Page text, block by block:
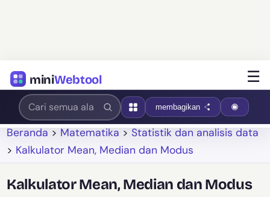
miniWebtool ☰
membagikan
Beranda > Matematika > Statistik dan analisis data
> Kalkulator Mean, Median dan Modus
Kalkulator Mean, Median dan Modus